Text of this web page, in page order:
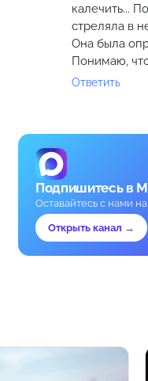
калечить...
стреляла в
Она была
Понимаю,
Ответить
Подпишитесь в
Оставайтесь с нами
Открыть канал →